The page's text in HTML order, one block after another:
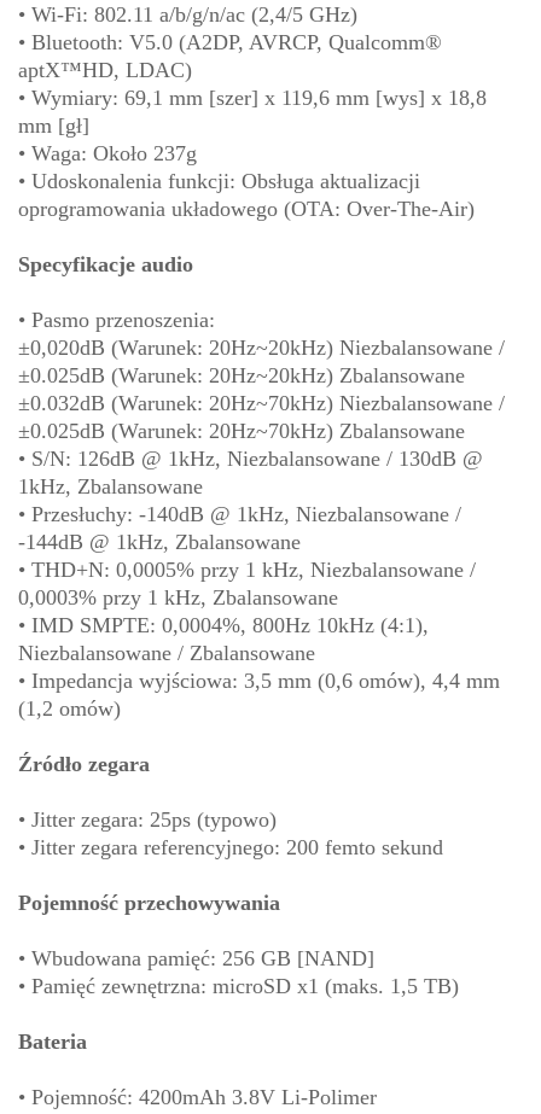
• Wi-Fi: 802.11 a/b/g/n/ac (2,4/5 GHz)
• Bluetooth: V5.0 (A2DP, AVRCP, Qualcomm®
aptX™HD, LDAC)
• Wymiary: 69,1 mm [szer] x 119,6 mm [wys] x 18,8
mm [gł]
• Waga: Około 237g
• Udoskonalenia funkcji: Obsługa aktualizacji
oprogramowania układowego (OTA: Over-The-Air)
Specyfikacje audio
• Pasmo przenoszenia:
±0,020dB (Warunek: 20Hz~20kHz) Niezbalansowane /
±0.025dB (Warunek: 20Hz~20kHz) Zbalansowane
±0.032dB (Warunek: 20Hz~70kHz) Niezbalansowane /
±0.025dB (Warunek: 20Hz~70kHz) Zbalansowane
• S/N: 126dB @ 1kHz, Niezbalansowane / 130dB @
1kHz, Zbalansowane
• Przesłuchy: -140dB @ 1kHz, Niezbalansowane /
-144dB @ 1kHz, Zbalansowane
• THD+N: 0,0005% przy 1 kHz, Niezbalansowane /
0,0003% przy 1 kHz, Zbalansowane
• IMD SMPTE: 0,0004%, 800Hz 10kHz (4:1),
Niezbalansowane / Zbalansowane
• Impedancja wyjściowa: 3,5 mm (0,6 omów), 4,4 mm
(1,2 omów)
Źródło zegara
• Jitter zegara: 25ps (typowo)
• Jitter zegara referencyjnego: 200 femto sekund
Pojemność przechowywania
• Wbudowana pamięć: 256 GB [NAND]
• Pamięć zewnętrzna: microSD x1 (maks. 1,5 TB)
Bateria
• Pojemność: 4200mAh 3.8V Li-Polimer